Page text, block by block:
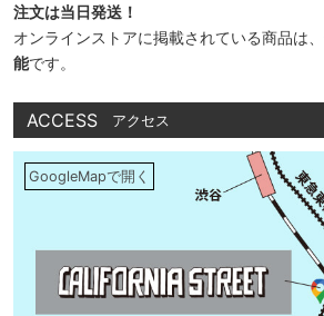
注文は当日発送！
オンラインストアに掲載されている商品は
能です。
ACCESS アクセス
GoogleMapで開く